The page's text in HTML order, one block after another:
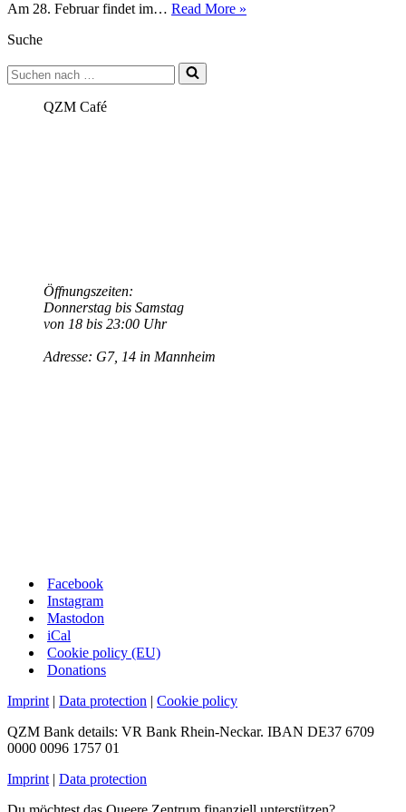
Am 28. Februar findet im… Read More »
Suche
Suchen
nach …
QZM Café
Öffnungszeiten:
Donnerstag bis Samstag
von 18 bis 23:00 Uhr
Adresse: G7, 14 in Mannheim
Facebook
Instagram
Mastodon
iCal
Cookie policy (EU)
Donations
Imprint | Data protection | Cookie policy
QZM Bank details: VR Bank Rhein-Neckar. IBAN DE37 6709
0000 0096 1757 01
Imprint | Data protection